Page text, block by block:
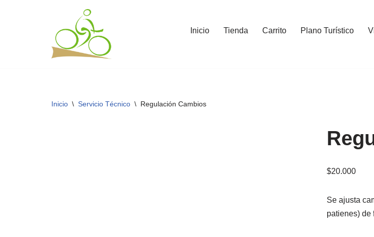
Inicio Tienda Carrito Plano Turístico
Inicio \ Servicio Técnico \ Regulación Cambios
$20.000
Se ajusta
patienes) de